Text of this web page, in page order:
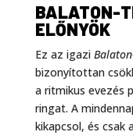
BALATON-
ELŐNYÖK
Ez az igazi
bizonyítottan
a ritmikus evezés
ringat. A
kikapcsol, és csak